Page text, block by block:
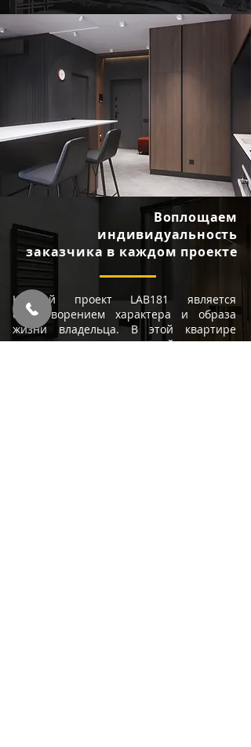
Каждый проект LAB181 является
олицетворением характера и образа
жизни владельца. В этой квартире
воплощены утонченный стиль,
Воплощаем
индивидуальность
заказчика в каждом проекте